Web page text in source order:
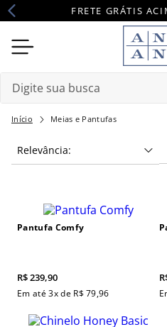
FRETE GRÁTIS
Meias e Pantufas
Relevância
Pantufa Comfy
R$239,90
Em até3x de R$ 79,96
Termos mais buscados
1º camisola
4º robe